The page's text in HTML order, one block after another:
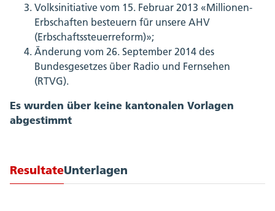
Volksinitiative vom 15. Februar 2013 «Millionen-
Erbschaften besteuern für unsere AHV
(Erbschaftssteuerreform)»;
Änderung vom 26. September 2014 des
Bundesgesetzes über Radio und Fernsehen
(RTVG).
Es wurden über keine kantonalen Vorlagen
abgestimmt
ResultateUnterlagen